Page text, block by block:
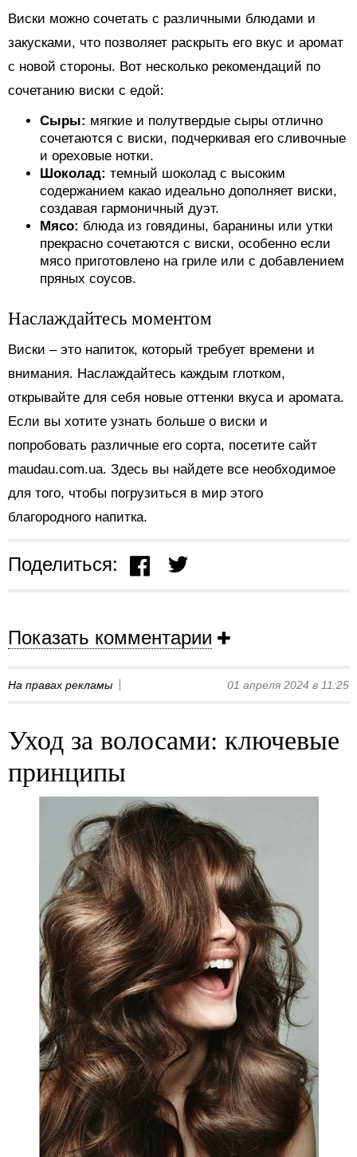
Виски можно сочетать с различными блюдами и
закусками, что позволяет раскрыть его вкус и аромат
с новой стороны. Вот несколько рекомендаций по
сочетанию виски с едой:
Сыры: мягкие и полутвердые сыры отлично
сочетаются с виски, подчеркивая его сливочные
и ореховые нотки.
Шоколад: темный шоколад с высоким
содержанием какао идеально дополняет виски,
создавая гармоничный дуэт.
Мясо: блюда из говядины, баранины или утки
прекрасно сочетаются с виски, особенно если
мясо приготовлено на гриле или с добавлением
пряных соусов.
Наслаждайтесь моментом
Виски – это напиток, который требует времени и
внимания. Наслаждайтесь каждым глотком,
открывайте для себя новые оттенки вкуса и аромата.
Если вы хотите узнать больше о виски и
попробовать различные его сорта, посетите сайт
maudau.com.ua. Здесь вы найдете все необходимое
для того, чтобы погрузиться в мир этого
благородного напитка.
Поделиться:
Показать комментарии
На правах рекламы 01 апреля 2024 в 11:25
Уход за волосами: ключевые
принципы